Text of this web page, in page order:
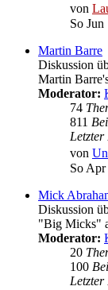
von
So
Martin Barre
Diskussion
Martin
Moderator:
74
811
Letzter
von
So
Mick
Diskussion
"Big Micks"
Moderator:
20
100
Letzter